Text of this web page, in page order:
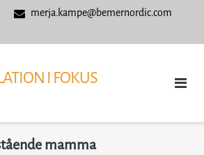
merja.kampe@bemernordic.com
I FOKUS
mamma